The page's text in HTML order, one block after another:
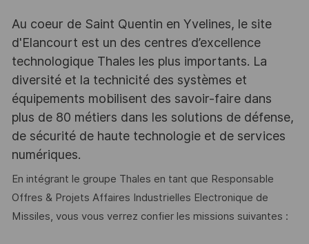
Au coeur de Saint Quentin en Yvelines, le site
d'Elancourt est un des centres d’excellence
technologique Thales les plus importants. La
diversité et la technicité des systèmes et
équipements mobilisent des savoir-faire dans
plus de 80 métiers dans les solutions de défense,
de sécurité de haute technologie et de services
numériques.
En intégrant le groupe Thales en tant que Responsable
Offres & Projets Affaires Industrielles Electronique de
Missiles, vous vous verrez confier les missions suivantes :